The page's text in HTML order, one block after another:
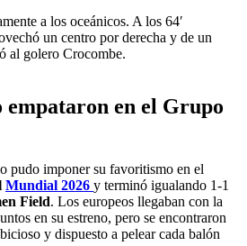
a los oceánicos. A los 64′
un centro por derecha y de un
al golero Crocombe.
en el Grupo
pudo imponer su favoritismo en el
Mundial 2026 y terminó igualando 1-1
Field. Los europeos llegaban con la
en su estreno, pero se encontraron
y dispuesto a pelear cada balón